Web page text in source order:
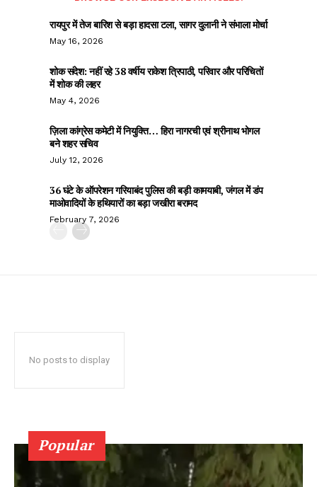
रायपुर में तेज बारिश से बड़ा हादसा टला, सागर दुलानी ने संभाला मोर्चा
May 16, 2026
शोक संदेश: नहीं रहे 38 वर्षीय राकेश त्रिपाठी, परिवार और परिचितों
में शोक की लहर
May 4, 2026
ज़िला कांग्रेस कमेटी में नियुक्ति… हिरा नागरची एवं श्रीनाथ भोगल
बने शहर सचिव
July 12, 2026
36 घंटे के ऑपरेशन गरियाबंद पुलिस की बड़ी कामयाबी, जंगल में डंप
माओवादियों के हथियारों का बड़ा जखीरा बरामद
February 7, 2026
No posts to display
Popular